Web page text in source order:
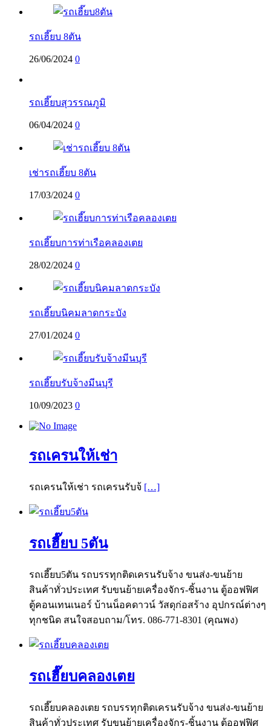
รถเฮี๊ยบ 8ตัน
26/06/2024 0
รถเฮี๊ยบสุวรรณภูมิ
06/04/2024 0
เช่ารถเฮี๊ยบ 8ตัน
17/03/2024 0
รถเฮี๊ยบการท่าเรือคลองเตย
28/02/2024 0
รถเฮี๊ยบนิคมลาดกระบัง
27/01/2024 0
รถเฮี๊ยบรับจ้างมีนบุรี
10/09/2023 0
รถเครนให้เช่า
รถเครนให้เช่า รถเครนรับจ้ […]
รถเฮี๊ยบ 5ตัน
รถเฮี๊ยบ5ตัน รถบรรทุกติดเครนรับจ้าง ขนส่ง-ขนย้าย
สินค้าทั่วประเทศ รับขนย้ายเครื่องจักร-ชิ้นงาน ตู้ออฟฟิศ
ตู้คอนเทนเนอร์ บ้านน็อคดาวน์ วัสดุก่อสร้าง อุปกรณ์ต่างๆ
ทุกชนิด สนใจสอบถาม/โทร. 086-771-8301 (คุณพง)
รถเฮี๊ยบคลองเตย
รถเฮี๊ยบคลองเตย รถบรรทุกติดเครนรับจ้าง ขนส่ง-ขนย้าย
สินค้าทั่วประเทศ รับขนย้ายเครื่องจักร-ชิ้นงาน ตู้ออฟฟิศ